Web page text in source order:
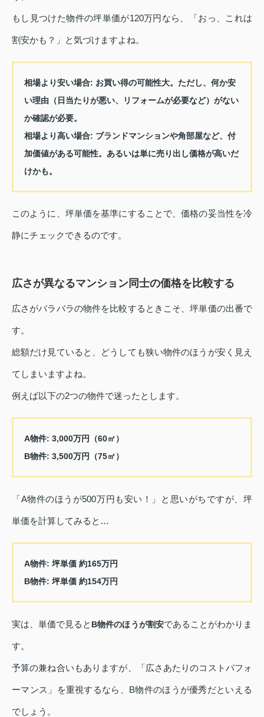
もし見つけた物件の坪単価が120万円なら、「おっ、これは
割安かも？」と気づけますよね。
相場より安い場合: お買い得の可能性大。ただし、何か安
い理由（日当たりが悪い、リフォームが必要など）がない
か確認が必要。
相場より高い場合: ブランドマンションや角部屋など、付
加価値がある可能性。あるいは単に売り出し価格が高いだ
けかも。
このように、坪単価を基準にすることで、価格の妥当性を冷
静にチェックできるのです。
広さが異なるマンション同士の価格を比較する
広さがバラバラの物件を比較するときこそ、坪単価の出番で
す。
総額だけ見ていると、どうしても狭い物件のほうが安く見え
てしまいますよね。
例えば以下の2つの物件で迷ったとします。
A物件: 3,000万円（60㎡）
B物件: 3,500万円（75㎡）
「A物件のほうが500万円も安い！」と思いがちですが、坪
単価を計算してみると…
A物件: 坪単価 約165万円
B物件: 坪単価 約154万円
実は、単価で見ると B物件のほうが割安であることがわかりま
す。
予算の兼ね合いもありますが、「広さあたりのコストパフォ
ーマンス」を重視するなら、B物件のほうが優秀だといえる
でしょう。